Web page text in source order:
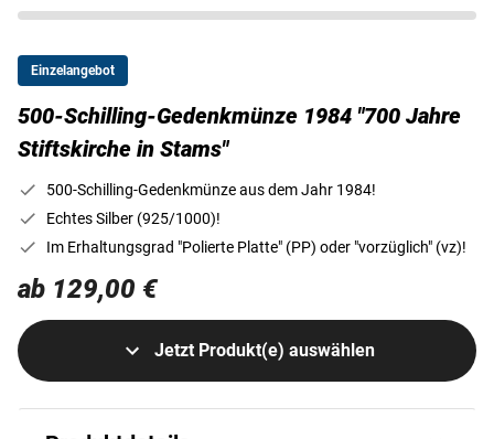
Einzelangebot
500-Schilling-Gedenkmünze 1984 "700 Jahre
Stiftskirche in Stams"
500-Schilling-Gedenkmünze aus dem Jahr 1984!
Echtes Silber (925/1000)!
Im Erhaltungsgrad "Polierte Platte" (PP) oder "vorzüglich" (vz)!
ab 129,00 €
Jetzt Produkt(e) auswählen